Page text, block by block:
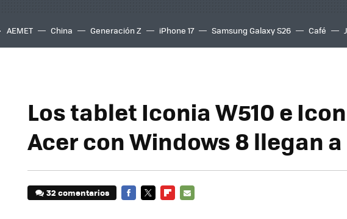
AEMET China Generación Z iPhone 17 Samsung Galaxy S26 Café
Los tablet Iconia W510 e
Acer con Windows 8 llegan
32 comentarios